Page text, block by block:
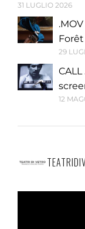
31 LUGLIO 2026
Forêt
29
12